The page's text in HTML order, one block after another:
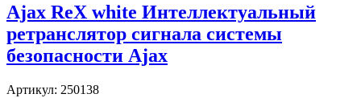
Ajax ReX white Интеллектуальный
ретранслятор сигнала системы
безопасности Ajax
Артикул: 250138